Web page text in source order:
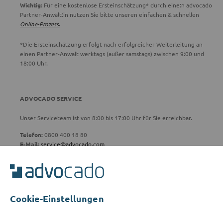
Wichtig: Für eine kostenlose Ersteinschätzung* durch eine:n advocado
Partner-Anwält:in nutzen Sie bitte unseren einfachen & schnellen
Online-Prozess.
*Die Ersteinschätzung erfolgt nach erfolgreicher Weiterleitung an
einen Partner-Anwalt werktags (außer samstags) zwischen 9:00 und
18:00 Uhr.
ADVOCADO SERVICE
Unser Serviceteam ist von 8:00 bis 17:00 Uhr für Sie erreichbar.
Telefon:0800 400 18 80
E-Mail:service@advocado.com
© 2026 advocado - einfach online den passenden Rechtsanwalt finden
Cookie-Einstellungen